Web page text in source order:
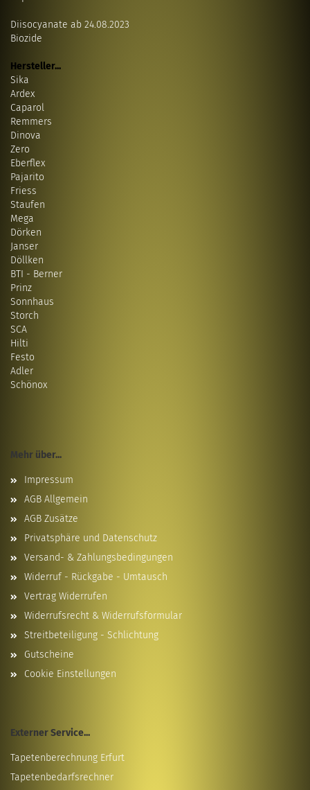
Diisocyanate ab 24.08.2023
Biozide
Hersteller...
Sika
Ardex
Caparol
Remmers
Dinova
Zero
Eberflex
Pajarito
Friess
Staufen
Mega
Dörken
Janser
Döllken
BTI - Berner
Prinz
Sonnhaus
Storch
SCA
Hilti
Festo
Adler
Schönox
Mehr über...
Impressum
AGB Allgemein
AGB Zusätze
Privatsphäre und Datenschutz
Versand- & Zahlungsbedingungen
Widerruf - Rückgabe - Umtausch
Vertrag Widerrufen
Widerrufsrecht & Widerrufsformular
Streitbeteiligung - Schlichtung
Gutscheine
Cookie Einstellungen
Externer Service...
Tapetenberechnung Erfurt
Tapetenbedarfsrechner